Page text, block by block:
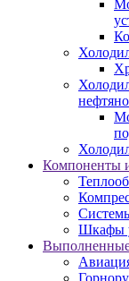
Компоненты
Шкафы